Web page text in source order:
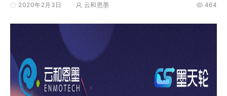
2020年2月3日 云和恩墨 464